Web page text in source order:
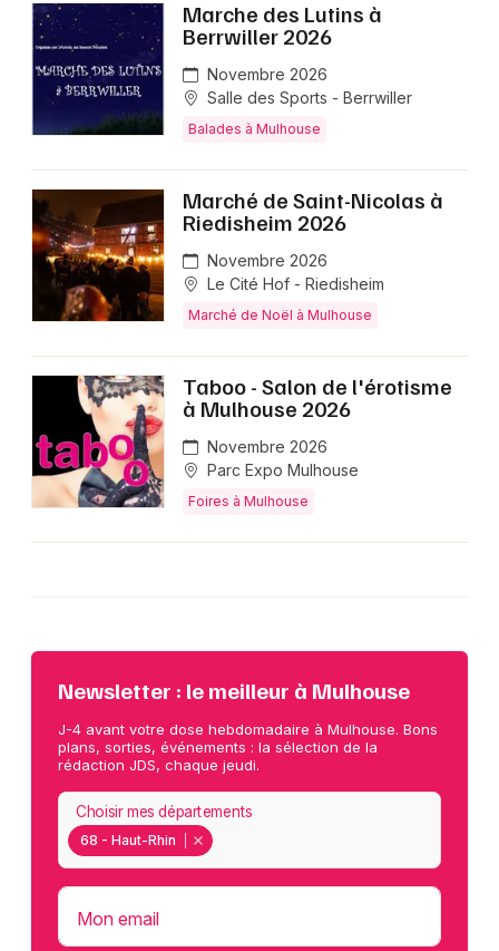
Marche des Lutins à
Berrwiller 2026
Novembre 2026
Salle des Sports - Berrwiller
Balades à Mulhouse
Marché de Saint-Nicolas à
Riedisheim 2026
Novembre 2026
Le Cité Hof - Riedisheim
Marché de Noël à Mulhouse
Taboo - Salon de l'érotisme
à Mulhouse 2026
Novembre 2026
Parc Expo Mulhouse
Foires à Mulhouse
Newsletter : le meilleur à Mulhouse
J-4 avant votre dose hebdomadaire à Mulhouse. Bons
plans, sorties, événements : la sélection de la
rédaction JDS, chaque jeudi.
68 - Haut-Rhin
Choisir mes départements
Mon email